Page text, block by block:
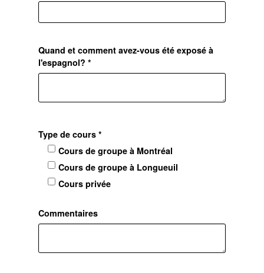
Quand et comment avez-vous été exposé à
l'espagnol? *
Type de cours *
Cours de groupe à Montréal
Cours de groupe à Longueuil
Cours privée
Commentaires